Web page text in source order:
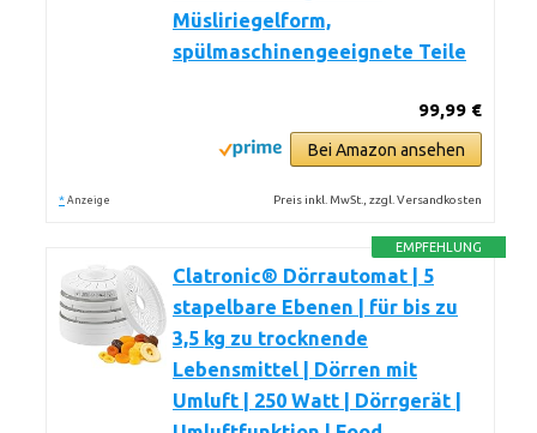
Müsliriegelform,
spülmaschinengeeignete Teile
99,99 €
Bei Amazon ansehen
* Anzeige Preis inkl. MwSt., zzgl. Versandkosten
EMPFEHLUNG
Clatronic® Dörrautomat | 5
stapelbare Ebenen | für bis zu
3,5 kg zu trocknende
Lebensmittel | Dörren mit
Umluft | 250 Watt | Dörrgerät |